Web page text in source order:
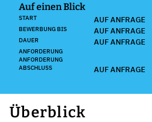
Auf einen Blick
START AUF ANFRAGE
BEWERBUNG BIS AUF ANFRAGE
DAUER AUF ANFRAGE
ANFORDERUNG
ANFORDERUNG
ABSCHLUSS
AUF ANFRAGE
Überblick